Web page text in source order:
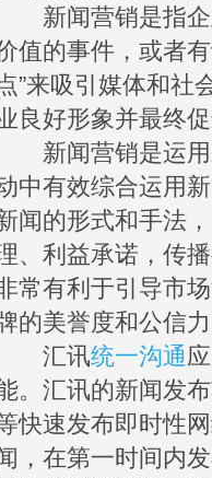
新闻营销是指企
值的事件，或者
”来吸引媒体和社
良好形象并最终
新闻营销是运用
中有效综合运用
闻的形式和手法
、利益承诺，传
常有利于引导市
的美誉度和公信
汇讯统一沟通
。汇讯的新闻发
快速发布即时性
，在第一时间内